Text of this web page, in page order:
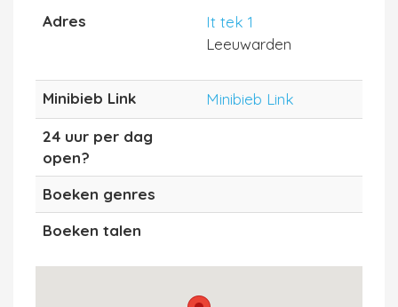
Adres
It tek 1
Leeuwarden
Minibieb Link
Minibieb Link
24 uur per dag
open?
Boeken genres
Boeken talen